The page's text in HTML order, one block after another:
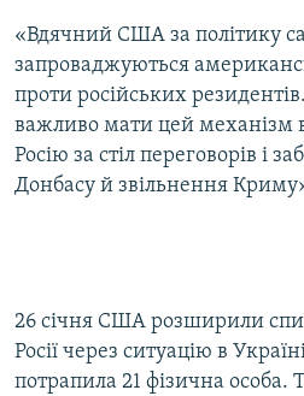
«Вдячний США за політику
запроваджуються
проти російських
важливо мати цей механізм
Росію за стіл переговорів і
Донбасу й звільнення
26 січня США розширили
Росії через ситуацію в
потрапила 21 фізична